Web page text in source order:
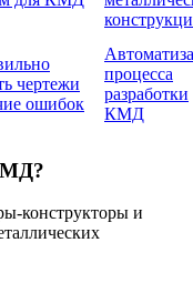
чертежи
ошибок
процесса
разработки
КМД
конструкторы и